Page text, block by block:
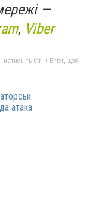
—
, Viber
натисніть Ctrl + Enter, щоб
атака